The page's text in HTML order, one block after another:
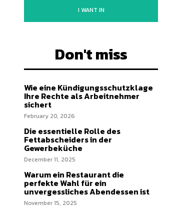
I WANT IN
Don't miss
Wie eine Kündigungsschutzklage
Ihre Rechte als Arbeitnehmer
sichert
February 20, 2026
Die essentielle Rolle des
Fettabscheiders in der
Gewerbeküche
December 11, 2025
Warum ein Restaurant die
perfekte Wahl für ein
unvergessliches Abendessen ist
November 15, 2025